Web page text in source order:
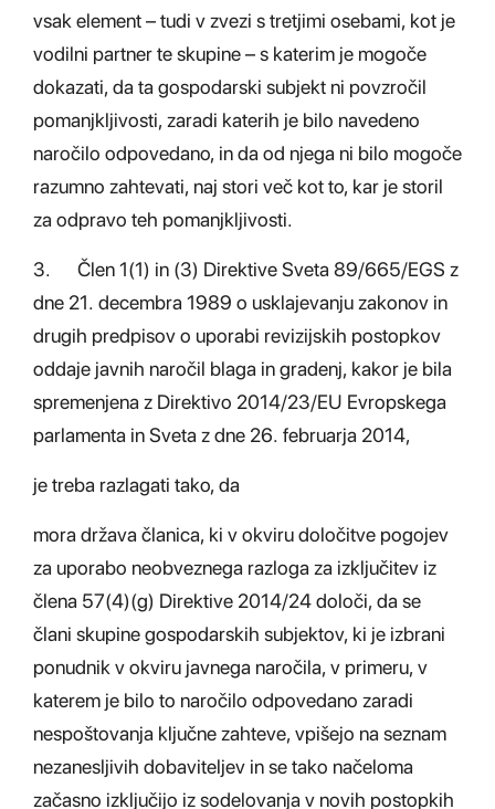
vsak element – tudi v zvezi s tretjimi osebami, kot je
vodilni partner te skupine – s katerim je mogoče
dokazati, da ta gospodarski subjekt ni povzročil
pomanjkljivosti, zaradi katerih je bilo navedeno
naročilo odpovedano, in da od njega ni bilo mogoče
razumno zahtevati, naj stori več kot to, kar je storil
za odpravo teh pomanjkljivosti.
3. Člen 1(1) in (3) Direktive Sveta 89/665/EGS z
dne 21. decembra 1989 o usklajevanju zakonov in
drugih predpisov o uporabi revizijskih postopkov
oddaje javnih naročil blaga in gradenj, kakor je bila
spremenjena z Direktivo 2014/23/EU Evropskega
parlamenta in Sveta z dne 26. februarja 2014,
je treba razlagati tako, da
mora država članica, ki v okviru določitve pogojev
za uporabo neobveznega razloga za izključitev iz
člena 57(4)(g) Direktive 2014/24 določi, da se
člani skupine gospodarskih subjektov, ki je izbrani
ponudnik v okviru javnega naročila, v primeru, v
katerem je bilo to naročilo odpovedano zaradi
nespoštovanja ključne zahteve, vpišejo na seznam
nezanesljivih dobaviteljev in se tako načeloma
začasno izključijo iz sodelovanja v novih postopkih